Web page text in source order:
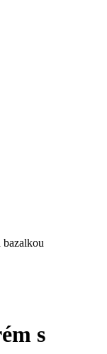
bazalkou
s